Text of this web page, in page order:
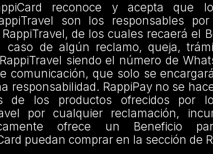
reconoce y acepta que
son los responsables
de los cuales recaerá el
de algún reclamo, queja,
siendo el número de
comunicación, que solo se
responsabilidad. RappiPay no se
de los productos ofrecidos por
por cualquier reclamación,
ofrece un Beneficio
puedan comprar en la sección de